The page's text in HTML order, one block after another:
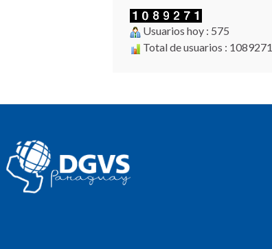
Usuarios hoy : 575
Total de usuarios : 1089271